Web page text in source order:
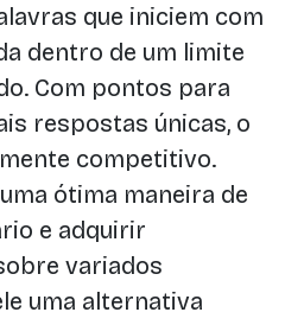
que iniciem com
dentro de um limite
Com pontos para
respostas únicas, o
competitivo.
ótima maneira de
e adquirir
variados
uma alternativa